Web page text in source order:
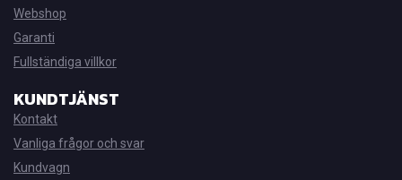
Webshop
Garanti
Fullständiga villkor
KUNDTJÄNST
Kontakt
Vanliga frågor och svar
Kundvagn